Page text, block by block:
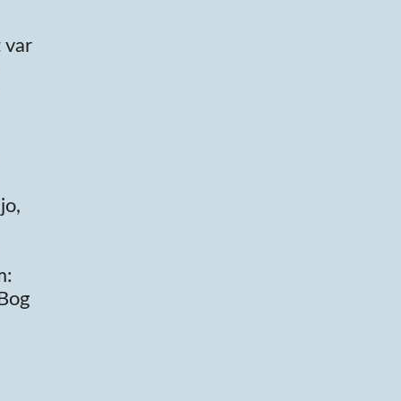
var